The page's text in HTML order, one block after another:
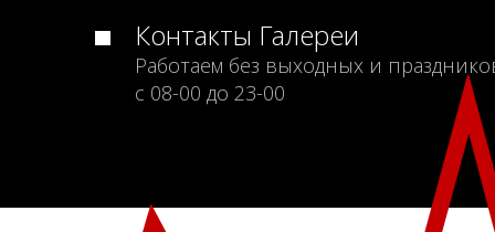
Контакты Галереи
Работаем без выходных и
с 08-00 до 23-00